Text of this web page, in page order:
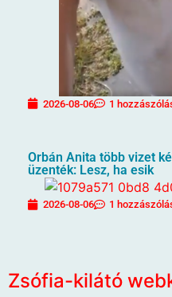
2026-08-06 1
Orbán Anita több vizet
üzenték: Lesz, ha esik
2026-08-06 1
Zsófia-kilátó